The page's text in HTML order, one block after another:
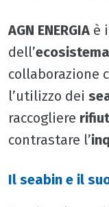
AGN ENERGIA è
dell’
collaborazione
l’utilizzo dei
raccogliere
contrastare l’
Il seabin e il